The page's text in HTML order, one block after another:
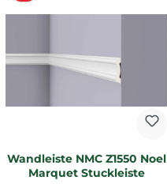
Wandleiste NMC Z1550 Noel
Marquet Stuckleiste